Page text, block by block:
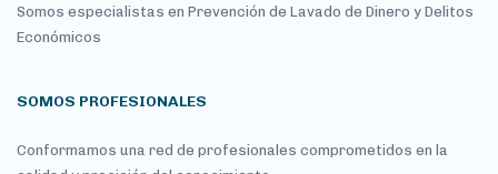
Somos especialistas en Prevención de Lavado de Dinero y Delitos
Económicos
SOMOS PROFESIONALES
Conformamos una red de profesionales comprometidos en la